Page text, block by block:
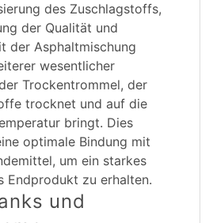
des Zuschlagstoffs,
der Qualität und
der Asphaltmischung
wesentlicher
Trockentrommel, der
trocknet und auf die
bringt. Dies
optimale Bindung mit
um ein starkes
Endprodukt zu erhalten.
und